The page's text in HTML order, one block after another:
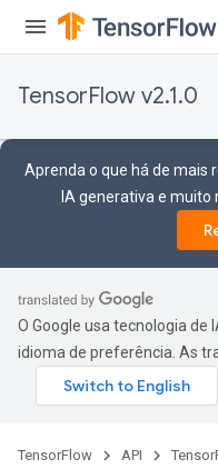
TensorFlow v2.1.0
Aprenda o que há de mais
IA generativa e muito
O Google usa tecnologia de
idioma de preferência. As
TensorFlow API